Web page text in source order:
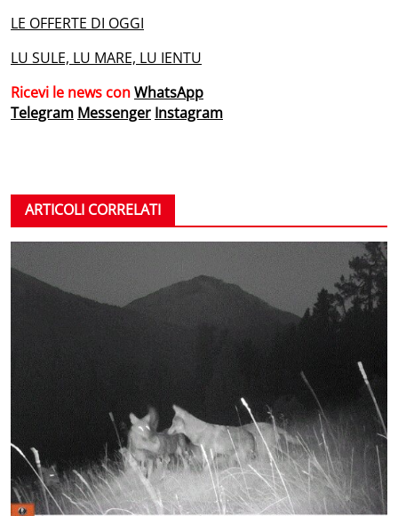
LE OFFERTE DI OGGI
LU SULE, LU MARE, LU IENTU
Ricevi le news conWhatsApp
Telegram Messenger Instagram
ARTICOLI CORRELATI